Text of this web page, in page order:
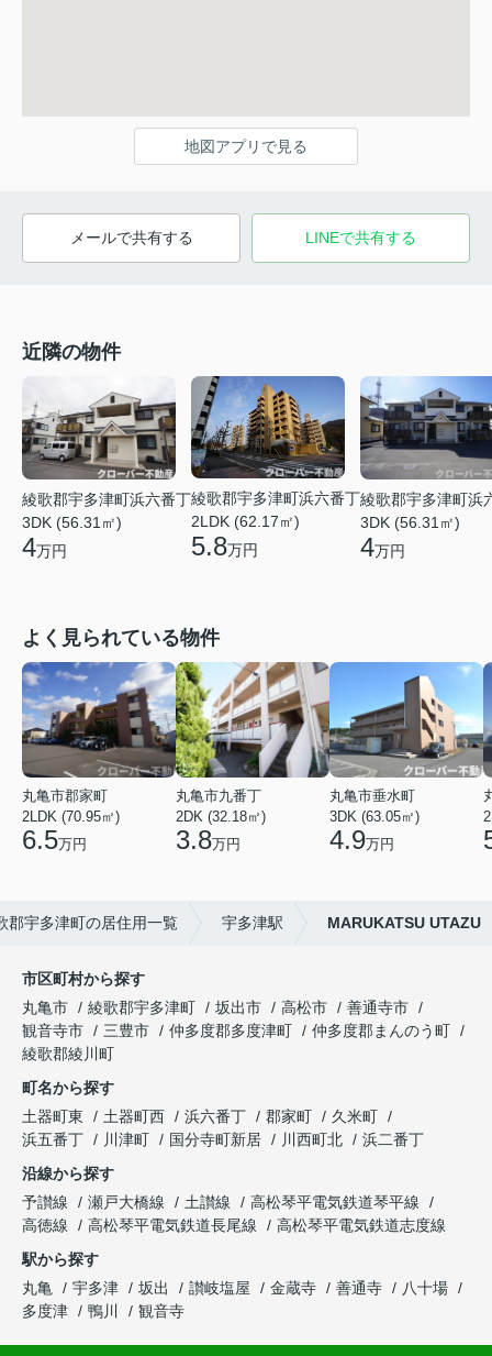
地図アプリで見る
メールで共有する LINEで共有する
近隣の物件
綾歌郡宇多津町浜六番丁
3DK (56.31㎡)
4万円
綾歌郡宇多津町浜六番丁
2LDK (62.17㎡)
5.8万円
綾歌郡宇多津町浜
3DK (56.31㎡)
4万円
よく見られている物件
丸亀市郡家町
2LDK (70.95㎡)
6.5万円
丸亀市九番丁
2DK (32.18㎡)
3.8万円
丸亀市垂水町
3DK (63.05㎡)
4.9万円
郡宇多津町の居住用一覧 宇多津駅 MARUKATSU UTAZU
市区町村から探す
丸亀市
綾歌郡宇多津町 坂出市 高松市
善通寺市
観音寺市
三豊市 仲多度郡多度津町
仲多度郡まんのう町
綾歌郡綾川町
町名から探す
土器町東
土器町西 浜六番丁 郡家町
久米町
浜五番丁
川津町 国分寺町新居 川西町北
浜二番丁
沿線から探す
予讃線
瀬戸大橋線 土讃線
高松琴平電気鉄道琴平線
高徳線
高松琴平電気鉄道長尾線
高松琴平電気鉄道志度線
駅から探す
丸亀
宇多津 坂出 讃岐塩屋 金蔵寺 善通寺
八十場
多度津
鴨川 観音寺